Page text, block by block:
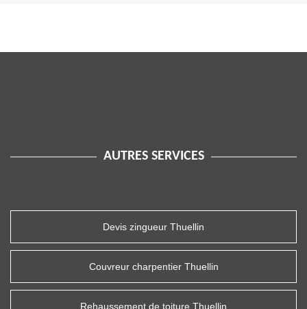
AUTRES SERVICES
Devis zingueur Thuellin
Couvreur charpentier Thuellin
Rehaussement de toiture Thuellin